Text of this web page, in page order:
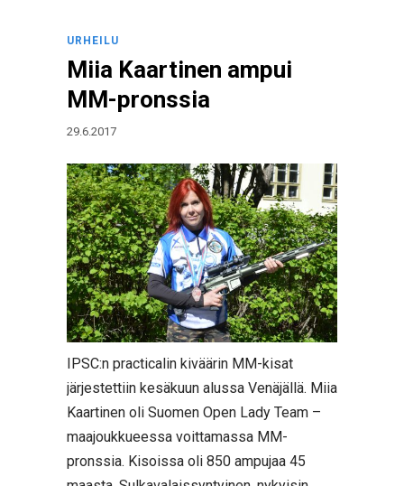
URHEILU
Miia Kaartinen ampui
MM-pronssia
29.6.2017
IPSC:n practicalin kiväärin MM-kisat
järjestettiin kesäkuun alussa Venäjällä. Miia
Kaartinen oli Suomen Open Lady Team –
maajoukkueessa voittamassa MM-
pronssia. Kisoissa oli 850 ampujaa 45